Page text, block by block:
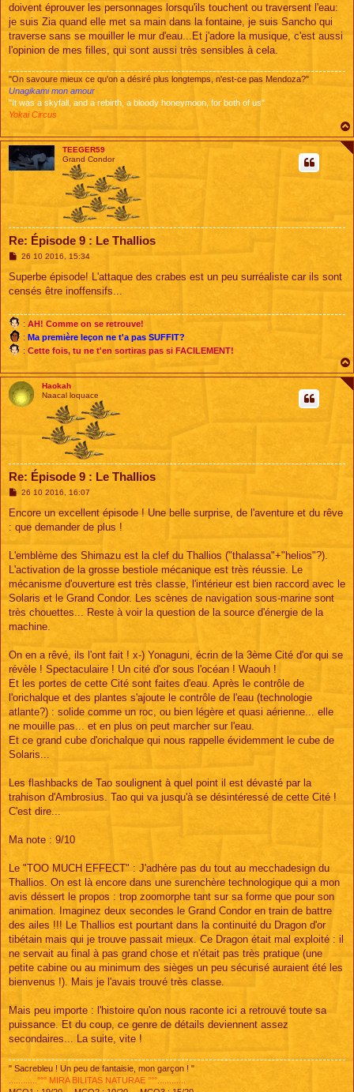
doivent éprouver les personnages lorsqu'ils touchent ou traversent l'eau:
je suis Zia quand elle met sa main dans la fontaine, je suis Sancho qui
traverse sans se mouiller le mur d'eau...Et j'adore la musique, c'est aussi
l'opinion de mes filles, qui sont aussi très sensibles à cela.
"On savoure mieux ce qu'on a désiré plus longtemps, n'est-ce pas Mendoza?"
Unagikami mon amour
"It was a skyfall, and a rebirth, a bloody honeymoon, for both of us"
Yokai Circus
TEEGER59
Grand Condor
Re: Épisode 9 : Le Thallios
M
s
s
a
26 10 2016, 15:34
Superbe épisode! L'attaque des crabes est un peu surréaliste car ils sont
censés être inoffensifs...
: AH! Comme on se retrouve!
: Ma première leçon ne t'a pas SUFFIT?
: Cette fois, tu ne t'en sortiras pas si FACILEMENT!
Haokah
Naacal loquace
Re: Épisode 9 : Le Thallios
M
s
a
26 10 2016, 16:07
Encore un excellent épisode ! Une belle surprise, de l'aventure et du rêve
: que demander de plus !
L'emblème des Shimazu est la clef du Thallios ("thalassa"+"helios"?).
L'activation de la grosse bestiole mécanique est très réussie. Le
mécanisme d'ouverture est très classe, l'intérieur est bien raccord avec le
Solaris et le Grand Condor. Les scènes de navigation sous-marine sont
très chouettes... Reste à voir la question de la source d'énergie de la
machine.
On en a rêvé, ils l'ont fait ! x-) Yonaguni, écrin de la 3ème Cité d'or qui se
révèle ! Spectaculaire ! Un cité d'or sous l'océan ! Waouh !
Et les portes de cette Cité sont faites d'eau. Après le contrôle de
l'orichalque et des plantes s'ajoute le contrôle de l'eau (technologie
atlante?) : solide comme un roc, ou bien légère et quasi aérienne... elle
ne mouille pas... et en plus on peut marcher sur l'eau.
Et ce grand cube d'orichalque qui nous rappelle évidemment le cube de
Solaris...
Les flashbacks de Tao soulignent à quel point il est dévasté par la
trahison d'Ambrosius. Tao qui va jusqu'à se désintéressé de cette Cité !
C'est dire...
Ma note : 9/10
Le "TOO MUCH EFFECT" : J'adhère pas du tout au mecchadesign du
Thallios. On est là encore dans une surenchère technologique qui a mon
avis déssert le propos : trop zoomorphe tant sur sa forme que pour son
animation. Imaginez deux secondes le Grand Condor en train de battre
des ailes !!! Le Thallios est pourtant dans la continuité du Dragon d'or
tibétain mais qui je trouve passait mieux. Ce Dragon était mal exploité : il
ne servait au final à pas grand chose et n'était pas très pratique (une
petite cabine ou au minimum des sièges un peu sécurisé auraient été les
bienvenus !). Mais je l'avais trouvé très classe.
Mais peu importe : l'histoire qu'on nous raconte ici a retrouvé toute sa
puissance. Et du coup, ce genre de détails deviennent assez
secondaires... La suite, vite !
" Sacrebleu ! Un peu de fantaisie, mon garçon ! "
............°°° MIRA BILITAS NATURAE °°°............